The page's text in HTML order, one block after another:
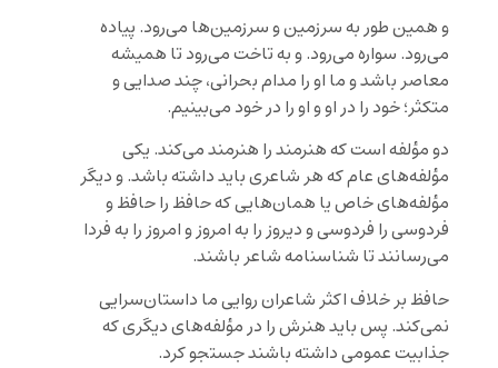
و همین طور به سرزمین و سرزمین‌ها می‌رود. پیاده
می‌رود. سواره می‌رود. و به تاخت می‌رود تا همیشه
معاصر باشد و ما او را مدام بحرانی، چند صدایی و
متکثر؛ خود را در او و او را در خود می‌بینیم.
دو مؤلفه است که هنرمند را هنرمند می‌کند. یکی
مؤلفه‌های عام که هر شاعری باید داشته باشد. و دیگر
مؤلفه‌ها‌ی خاص یا همان‌هایی که حافظ را حافظ و
فردوسی را فردوسی و دیروز را به امروز و امروز را به فردا
می‌رسانند تا شناسنامه شاعر باشند.
حافظ بر خلاف اکثر شاعران روایی ما داستان‌سرایی
نمی‌کند. پس باید هنرش را در مؤلفه‌های دیگری که
جذابیت عمومی داشته باشند جستجو کرد.